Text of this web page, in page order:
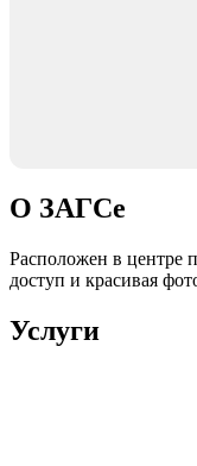
О ЗАГСе
Расположен в центре
доступ и красивая
Услуги